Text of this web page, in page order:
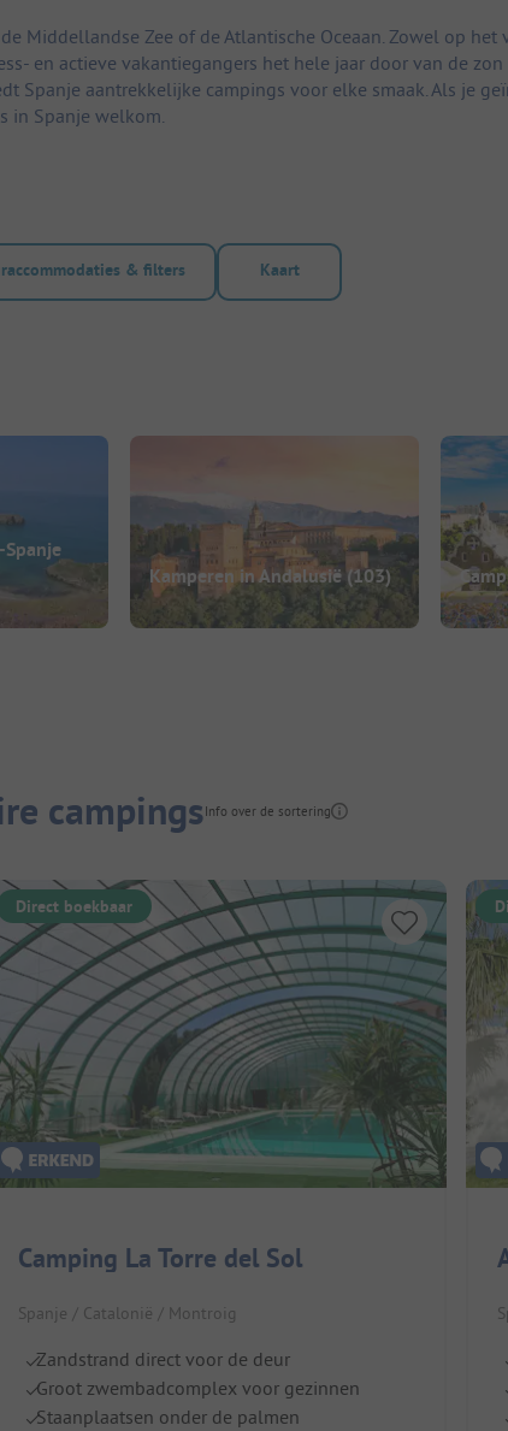
Middellandse Zee of de Atlantische Oceaan. Zowel op
en actieve vakantiegangers het hele jaar door van de
Spanje aantrekkelijke campings voor elke smaak. Als je
in Spanje welkom.
& filters Kaart
Kamperen in Andalusië(103)
campingsInfo over de sortering
Direct boekbaar
Camping La Torre del Sol
Spanje / Catalonië / Montroig
Zandstrand direct voor de deur
Groot zwembadcomplex voor gezinnen
Staanplaatsen onder de palmen